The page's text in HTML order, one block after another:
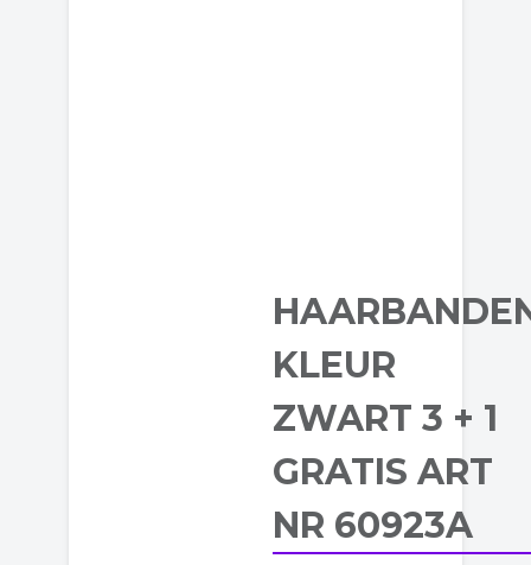
KLEUR
ZWART 3 + 1
GRATIS ART
NR 60923A